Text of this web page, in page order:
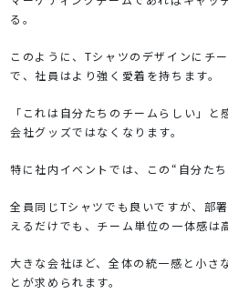
る。
このように、Tシャツのデザインにチ
で、社員はより強く愛着を持ちます。
「これは自分たちのチームらしい」
会社グッズではなくなります。
特に社内イベントでは、この“自分た
全員同じTシャツでも良いですが、部
えるだけでも、チーム単位の一体感は
大きな会社ほど、全体の統一感と小さ
とが求められます。